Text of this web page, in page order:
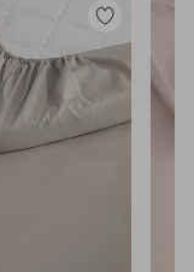
Tilføj
til
favoritter